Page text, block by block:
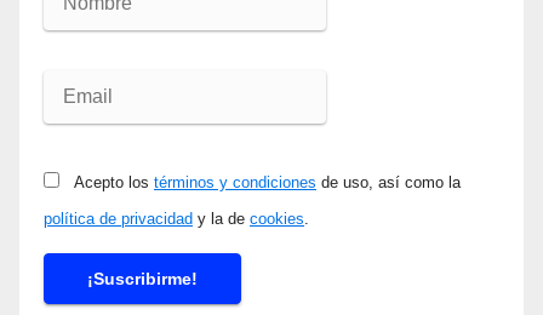
Acepto los términos y condiciones de uso, así como la
política de privacidad y la de cookies